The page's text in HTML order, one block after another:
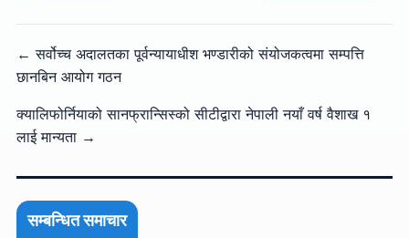
← सर्वोच्च अदालतका पूर्वन्यायाधीश भण्डारीको संयोजकत्वमा सम्पत्ति
छानबिन आयोग गठन
क्यालिफोर्नियाको सानफ्रान्सिस्को सीटीद्वारा नेपाली नयाँ वर्ष वैशाख १
लाई मान्यता →
सम्बन्धित समाचार